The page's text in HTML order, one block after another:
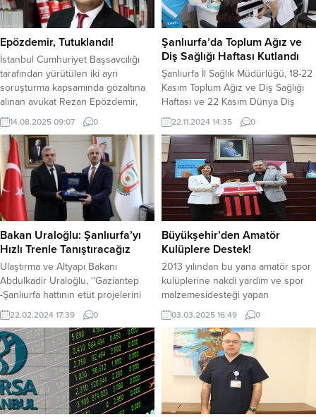
Epözdemir, Tutuklandı!
İstanbul Cumhuriyet Başsavcılığı
tarafından yürütülen iki ayrı
soruşturma kapsamında gözaltına
alınan avukat Rezan Epözdemir,
“rüşvete aracılık etmek”
suçlamasıyla tutuklandı. 10 Ağustos
2025 tarihinde sabah saatlerinde
evinde gözaltına alınan Epözdemir,
13 Ağustos 2025’te İstanbul
Adliyesi’ne sevk edilmişti. Savcılık
sorgusunun ardından nöbetçi sulh
ceza hakimliğine çıkarılan
Epözdemir, rüşvet suçlamasıyla
tutuklanırken, “FETÖ/PDY silahlı...
14.08.2025 09:07 0
Şanlıurfa’da Toplum Ağız ve
Diş Sağlığı Haftası Kutlandı
Şanlıurfa İl Sağlık Müdürlüğü, 18-22
Kasım Toplum Ağız ve Diş Sağlığı
Haftası ve 22 Kasım Dünya Diş
Hekimleri Günü kapsamında bir dizi
etkinlik düzenleyerek halkı ağız ve
diş sağlığı konusunda
bilinçlendirmeye yönelik çalışmalar
gerçekleştirdi. Hafta boyunca
düzenlenen etkinliklerde, “Sağlık
ağızda başlar” mottosuyla hareket
eden Şanlıurfa İl Sağlık Müdürü
Doç. Dr....
22.11.2024 14:35 0
Bakan Uraloğlu: Şanlıurfa’yı
Hızlı Trenle Tanıştıracağız
Ulaştırma ve Altyapı Bakanı
Abdulkadir Uraloğlu, ‘’Gaziantep
-Şanlıurfa hattının etüt projelerini
tamamladık. Yatırım programına alır
almaz ihalelerine de çıkacağız
inşallah. Şanlıurfa -Mardin hattının
proje çalışmalarını da bu yıl
içerisinde bitireceğiz. Şanlıurfalı
kardeşlerimizi göklere de taşıdık.2
milyon yolcu/yıl kapasiteli yeni
havalimanını 2007 yılında hizmete
22.02.2024 17:39 0
Büyükşehir’den Amatör
Kulüplere Destek!
2013 yılından bu yana amatör spor
kulüplerine nakdi yardım ve spor
malzemesidesteği yapan
Büyükşehir Belediyesi, bu yıl da
desteklerini sürdürdü. 24 farklı
branştan170 amatör spor kulübüne
toplamda 4 milyon 90 bin TL nakdi
destek sağlanırken,Eskişehir
Büyükşehir Belediye Başkanı Ayşe
Ünlüce, “Gençlerimizi spora teşvik
etmeyi,şehrimize yeni spor alanları
03.03.2025 16:49 0